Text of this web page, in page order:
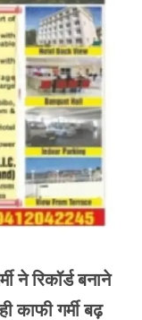
ने रिकॉर्ड बनाने
काफी गर्मी बढ़